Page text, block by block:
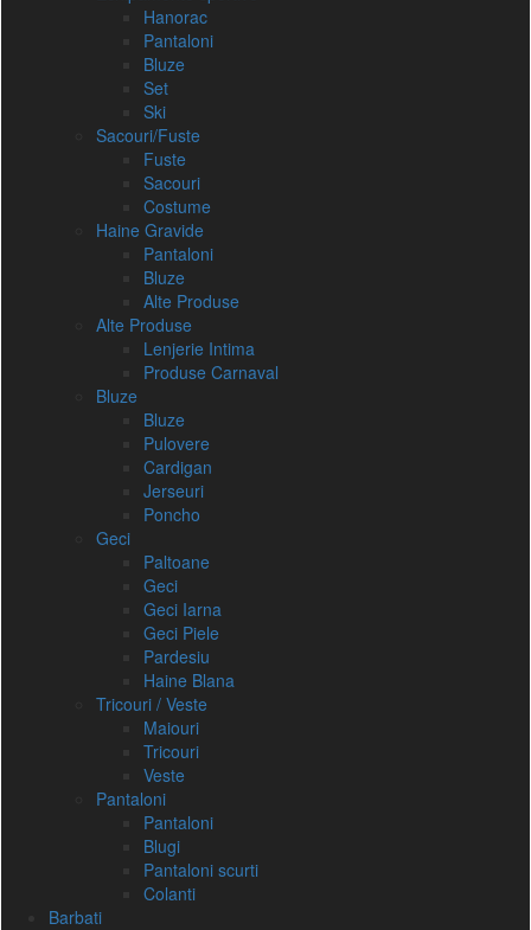
Hanorac
Pantaloni
Bluze
Set
Ski
Sacouri/Fuste
Fuste
Sacouri
Costume
Haine Gravide
Pantaloni
Bluze
Alte Produse
Alte Produse
Lenjerie Intima
Produse Carnaval
Bluze
Bluze
Pulovere
Cardigan
Jerseuri
Poncho
Geci
Paltoane
Geci
Geci Iarna
Geci Piele
Pardesiu
Haine Blana
Tricouri / Veste
Maiouri
Tricouri
Veste
Pantaloni
Pantaloni
Blugi
Pantaloni scurti
Colanti
Barbati